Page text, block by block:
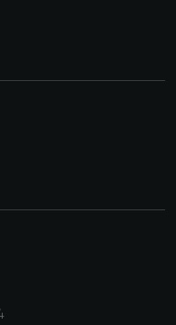
possono